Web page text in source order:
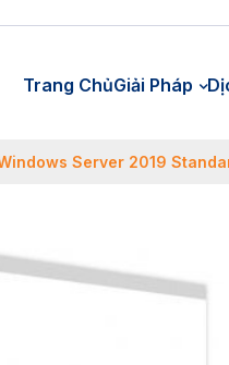
Trang ChủGiải Pháp
Server 2019